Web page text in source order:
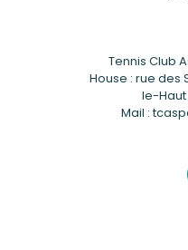
Tennis Club
House : rue des
le-
Mail :